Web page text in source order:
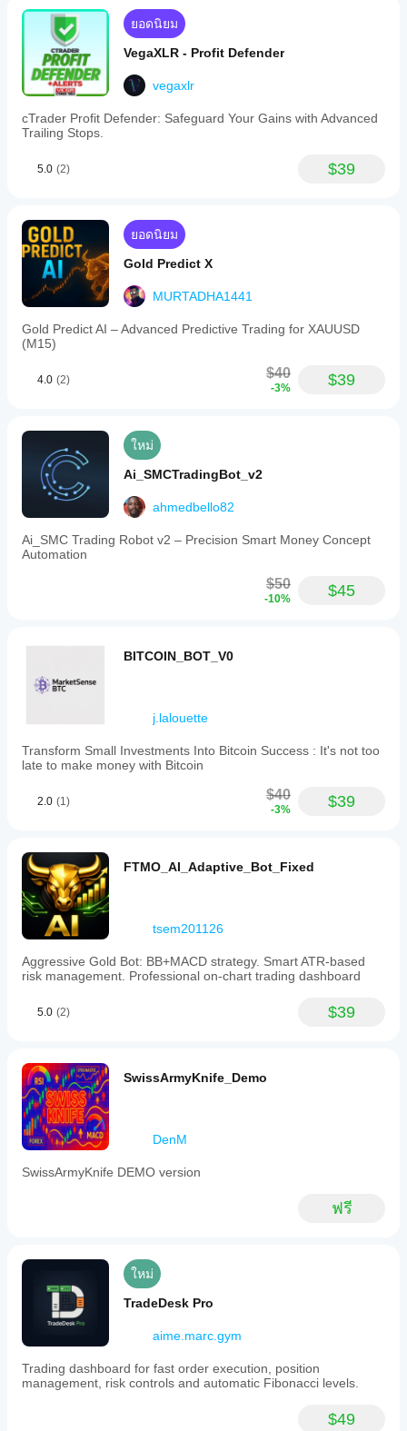
ยอดนิยม
VegaXLR - Profit Defender
vegaxlr
cTrader Profit Defender: Safeguard Your Gains with Advanced
Trailing Stops.
5.0 (2) $39
ยอดนิยม
Gold Predict X
MURTADHA1441
Gold Predict AI – Advanced Predictive Trading for XAUUSD
(M15)
4.0 (2) $40
-3% $39
ใหม่
Ai_SMCTradingBot_v2
ahmedbello82
Ai_SMC Trading Robot v2 – Precision Smart Money Concept
Automation
$50
-10% $45
BITCOIN_BOT_V0
j.lalouette
Transform Small Investments Into Bitcoin Success : It's not too
late to make money with Bitcoin
2.0 (1) $40
-3% $39
FTMO_AI_Adaptive_Bot_Fixed
tsem201126
Aggressive Gold Bot: BB+MACD strategy. Smart ATR-based
risk management. Professional on-chart trading dashboard
5.0 (2) $39
SwissArmyKnife_Demo
DenM
SwissArmyKnife DEMO version
ฟรี
ใหม่
TradeDesk Pro
aime.marc.gym
Trading dashboard for fast order execution, position
management, risk controls and automatic Fibonacci levels.
$49